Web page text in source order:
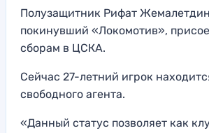
Полузащитник Рифат
покинувший «Локомотив»,
сборам в ЦСКА.
Сейчас 27-летний игрок
свободного агента.
«Данный статус позволяет как